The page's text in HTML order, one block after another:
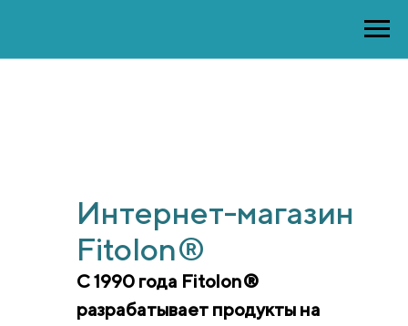
С 1990 года Fitolon®
разрабатывает продукты на
Интернет-магазин
Fitolon®